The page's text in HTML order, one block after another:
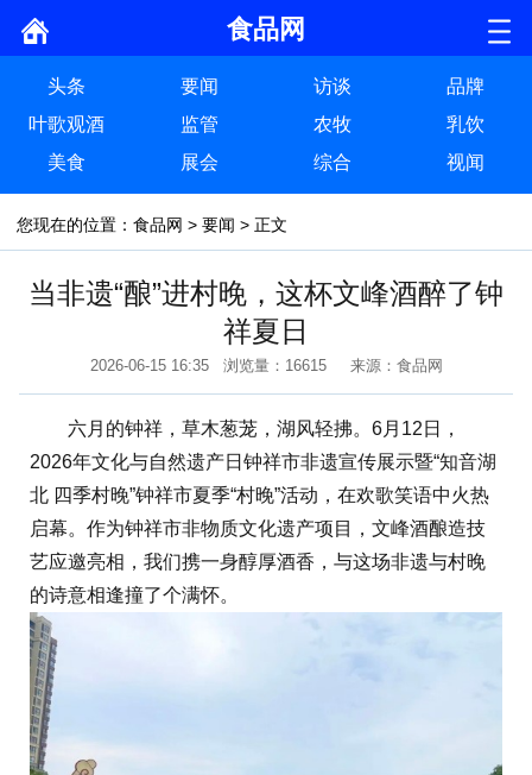
食品网
头条 要闻 访谈
品牌
叶歌观酒
监管 农牧
乳饮
美食
展会 综合 视闻
您现在的位置： 食品网 > 要闻 > 正文
当非遗“酿”进村晚，这杯文峰酒醉了钟
祥夏日
2026-06-15 16:35 浏览量：16615 来源：食品网
六月的钟祥，草木葱茏，湖风轻拂。6月12日，
2026年文化与自然遗产日钟祥市非遗宣传展示暨“知音湖
北 四季村晚”钟祥市夏季“村晚”活动，在欢歌笑语中火热
启幕。作为钟祥市非物质文化遗产项目，文峰酒酿造技
艺应邀亮相，我们携一身醇厚酒香，与这场非遗与村晚
的诗意相逢撞了个满怀。